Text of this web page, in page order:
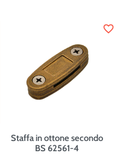
Staffa in ottone secondo
BS 62561-4
favorite_border